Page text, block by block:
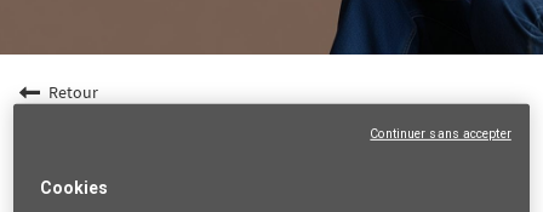
Retour
Entrepreneur en gestion de patrimoine (F/H) -
Cookies
Continuer sans accepter